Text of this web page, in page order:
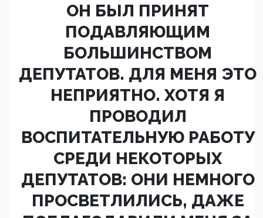
ОН БЫЛ ПРИНЯТ
ПОДАВЛЯЮЩИМ
БОЛЬШИНСТВОМ
ДЕПУТАТОВ. ДЛЯ МЕНЯ ЭТО
НЕПРИЯТНО. ХОТЯ Я
ПРОВОДИЛ
ВОСПИТАТЕЛЬНУЮ РАБОТУ
СРЕДИ НЕКОТОРЫХ
ДЕПУТАТОВ: ОНИ НЕМНОГО
ПРОСВЕТЛИЛИСЬ, ДАЖЕ